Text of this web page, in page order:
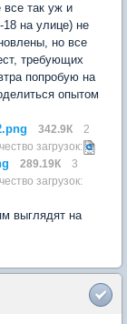
все так уж и
на улице) не
но все
требующих
попробую на
опытом
342.9К
2
загрузок:
289.19К
3
загрузок:
выглядят на